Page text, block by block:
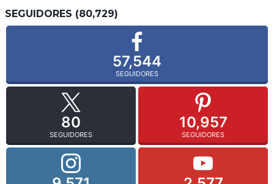
SEGUIDORES (80,729)
57,544
SEGUIDORES
80
SEGUIDORES
10,957
SEGUIDORES